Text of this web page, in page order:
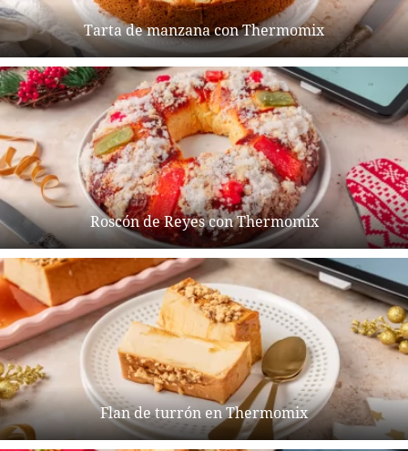
Tarta de manzana con Thermomix
Roscón de Reyes con Thermomix
Flan de turrón en Thermomix